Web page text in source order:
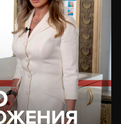
Цены
Отзывы
Специалисты
О клинике
Оборудование
Юридическая информация
Вакансии
Контакты